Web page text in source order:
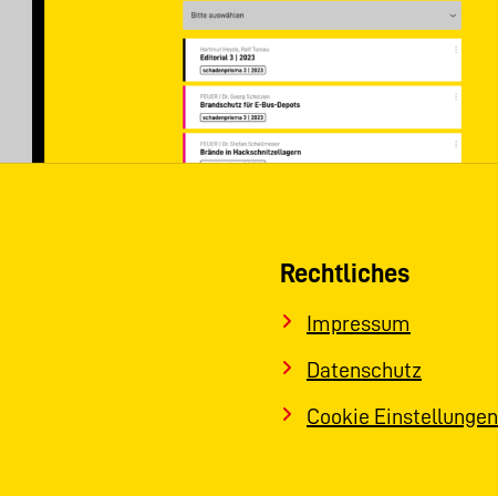
Rechtliches
Impressum
Datenschutz
Cookie Einstellungen